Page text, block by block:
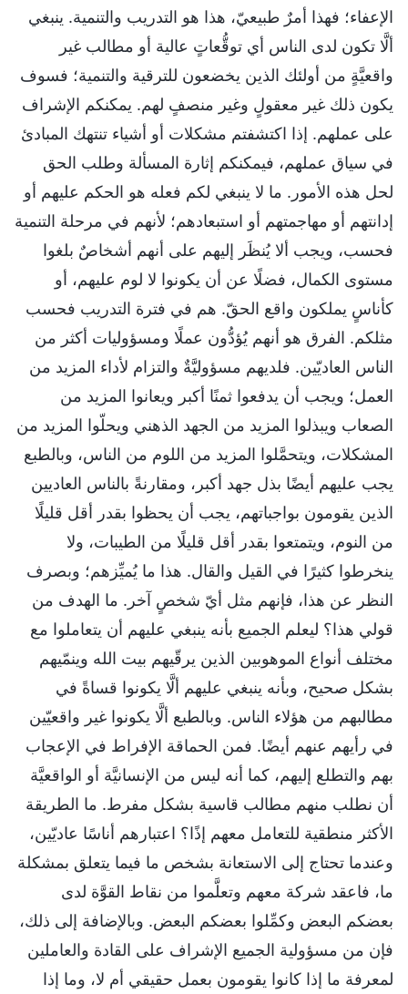
الإعفاء؛ فهذا أمرٌ طبيعيّ، هذا هو التدريب والتنمية. ينبغي
ألَّا تكون لدى الناس أي توقُّعاتٍ عالية أو مطالب غير
واقعيَّةٍ من أولئك الذين يخضعون للترقية والتنمية؛ فسوف
يكون ذلك غير معقولٍ وغير منصفٍ لهم. يمكنكم الإشراف
على عملهم. إذا اكتشفتم مشكلات أو أشياء تنتهك المبادئ
في سياق عملهم، فيمكنكم إثارة المسألة وطلب الحق
لحل هذه الأمور. ما لا ينبغي لكم فعله هو الحكم عليهم أو
إدانتهم أو مهاجمتهم أو استبعادهم؛ لأنهم في مرحلة التنمية
فحسب، ويجب ألا يُنظَر إليهم على أنهم أشخاصٌ بلغوا
مستوى الكمال، فضلًا عن أن يكونوا لا لوم عليهم، أو
كأناسٍ يملكون واقع الحقّ. هم في فترة التدريب فحسب
مثلكم. الفرق هو أنهم يُؤدُّون عملًا ومسؤوليات أكثر من
الناس العاديّين. فلديهم مسؤوليَّةٌ والتزام لأداء المزيد من
العمل؛ ويجب أن يدفعوا ثمنًا أكبر ويعانوا المزيد من
الصعاب ويبذلوا المزيد من الجهد الذهني ويحلّوا المزيد من
المشكلات، ويتحمَّلوا المزيد من اللوم من الناس، وبالطبع
يجب عليهم أيضًا بذل جهد أكبر، ومقارنةً بالناس العاديين
الذين يقومون بواجباتهم، يجب أن يحظوا بقدر أقل قليلًا
من النوم، ويتمتعوا بقدر أقل قليلًا من الطيبات، ولا
ينخرطوا كثيرًا في القيل والقال. هذا ما يُميِّزهم؛ وبصرف
النظر عن هذا، فإنهم مثل أيّ شخصٍ آخر. ما الهدف من
قولي هذا؟ ليعلم الجميع بأنه ينبغي عليهم أن يتعاملوا مع
مختلف أنواع الموهوبين الذين يرقّيهم بيت الله وينمّيهم
بشكل صحيح، وبأنه ينبغي عليهم ألَّا يكونوا قساةً في
مطالبهم من هؤلاء الناس. وبالطبع ألَّا يكونوا غير واقعيّين
في رأيهم عنهم أيضًا. فمن الحماقة الإفراط في الإعجاب
بهم والتطلع إليهم، كما أنه ليس من الإنسانيَّة أو الواقعيَّة
أن نطلب منهم مطالب قاسية بشكل مفرط. ما الطريقة
الأكثر منطقية للتعامل معهم إذًا؟ اعتبارهم أناسًا عاديّين،
وعندما تحتاج إلى الاستعانة بشخص ما فيما يتعلق بمشكلة
ما، فاعقد شركة معهم وتعلَّموا من نقاط القوَّة لدى
بعضكم البعض وكمِّلوا بعضكم البعض. وبالإضافة إلى ذلك،
فإن من مسؤولية الجميع الإشراف على القادة والعاملين
لمعرفة ما إذا كانوا يقومون بعمل حقيقي أم لا، وما إذا